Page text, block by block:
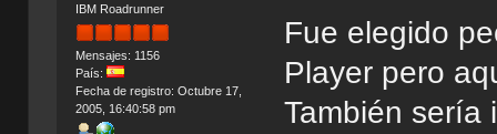
IBM Roadrunner
Mensajes: 1156
País:
Fecha de registro: Octubre 17,
2005, 16:40:58 pm
Fue elegido
Player pero
También sería